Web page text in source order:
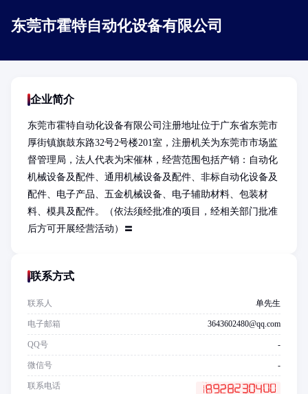
东莞市霍特自动化设备有限公司
企业简介
东莞市霍特自动化设备有限公司注册地址位于广东省东莞市
厚街镇旗鼓东路32号2号楼201室，注册机关为东莞市市场监
督管理局，法人代表为宋催林，经营范围包括产销：自动化
机械设备及配件、通用机械设备及配件、非标自动化设备及
配件、电子产品、五金机械设备、电子辅助材料、包装材
料、模具及配件。（依法须经批准的项目，经相关部门批准
后方可开展经营活动）〓
联系方式
联系人 单先生
电子邮箱 3643602480@qq.com
QQ号 -
微信号 -
联系电话